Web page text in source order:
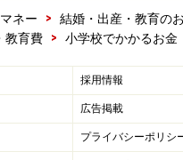
マネー > 結婚・出産・教育の
教育費
> 小学校でかかるお金
採用情報
広告掲載
プライバシーポリシ